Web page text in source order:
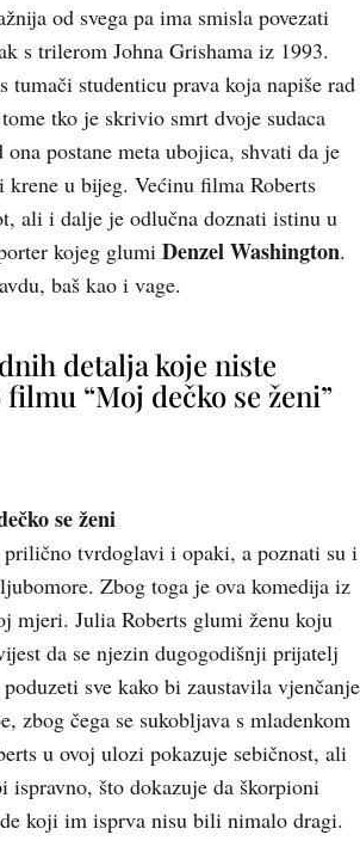
od svega pa ima smisla povezati
s trilerom Johna Grishama iz 1993.
tumači studenticu prava koja napiše rad
tko je skrivio smrt dvoje sudaca
postane meta ubojica, shvati da je
krene u bijeg. Većinu filma Roberts
ali i dalje je odlučna doznati istinu u
kojeg glumi Denzel Washington.
baš kao i vage.
detalja koje niste
“Moj dečko se ženi”
se ženi
tvrdoglavi i opaki, a poznati su i
Zbog toga je ova komedija iz
mjeri. Julia Roberts glumi ženu koju
da se njezin dugogodišnji prijatelj
sve kako bi zaustavila vjenčanje
zbog čega se sukobljava s mladenkom
u ovoj ulozi pokazuje sebičnost, ali
ispravno, što dokazuje da škorpioni
koji im isprva nisu bili nimalo dragi.